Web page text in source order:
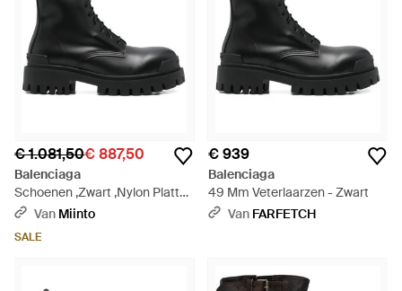
€ 1.081,50€ 887,50
Balenciaga
Schoenen ,Zwart ,Nylon Platte
Schoenen - Zwart
Van Miinto
SALE
€ 939
Balenciaga
49 Mm Veterlaarzen - Zwart
Van FARFETCH